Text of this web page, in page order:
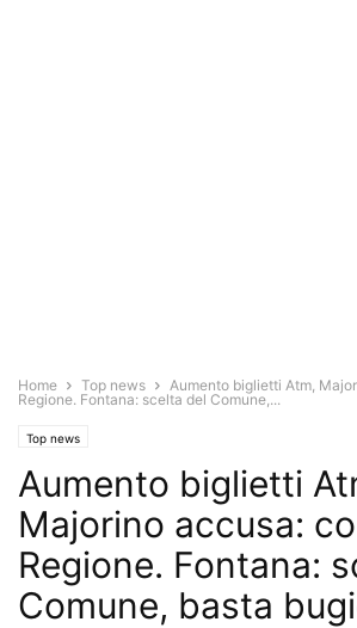
Home Top news
Aumento biglietti Atm,
Regione. Fontana: scelta del Comune,...
Top news
Aumento biglietti
Majorino accusa:
Regione. Fontana:
Comune, basta